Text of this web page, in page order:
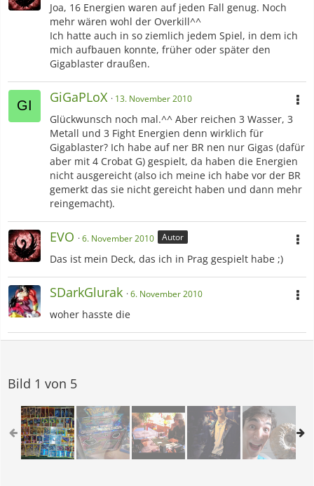
Joa, 16 Energien waren auf jeden Fall genug. Noch
mehr wären wohl der Overkill^^
Ich hatte auch in so ziemlich jedem Spiel, in dem ich
mich aufbauen konnte, früher oder später den
Gigablaster draußen.
GiGaPLoX 13. November 2010
Glückwunsch noch mal.^^ Aber reichen 3 Wasser, 3
Metall und 3 Fight Energien denn wirklich für
Gigablaster? Ich habe auf ner BR nen nur Gigas (dafür
aber mit 4 Crobat G) gespielt, da haben die Energien
nicht ausgereicht (also ich meine ich habe vor der BR
gemerkt das sie nicht gereicht haben und dann mehr
reingemacht).
EVO 6. November 2010 Autor
Das ist mein Deck, das ich in Prag gespielt habe ;)
SDarkGlurak 6. November 2010
woher hasste die
Bild 1 von 5